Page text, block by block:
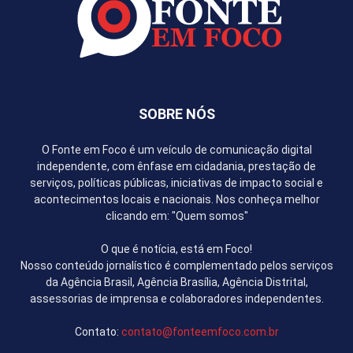
SOBRE NÓS
O Fonte em Foco é um veículo de comunicação digital
independente, com ênfase em cidadania, prestação de
serviços, políticas públicas, iniciativas de impacto social e
acontecimentos locais e nacionais. Nos conheça melhor
clicando em: "Quem somos"
O que é notícia, está em Foco!
Nosso conteúdo jornalístico é complementado pelos serviços
da Agência Brasil, Agência Brasília, Agência Distrital,
assessorias de imprensa e colaboradores independentes.
Contato: contato@fonteemfoco.com.br